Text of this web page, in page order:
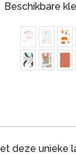
Beschikbare
deze unieke